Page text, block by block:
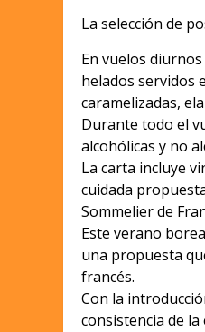
La selección de
En vuelos
helados servidos
caramelizadas,
Durante todo el
alcohólicas y no
La carta incluye
cuidada
Sommelier de
Este verano
una propuesta
francés.
Con la
consistencia de